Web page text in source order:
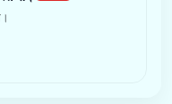
2026